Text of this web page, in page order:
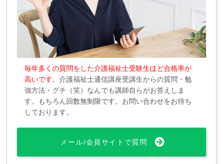
毎年多くの質問をした介護福祉士受験生ほど合格率が
高いです。介護福祉士通信講座受講生からの質問・勉
強方法・グチ（笑）なんでも講師自らがお答えしま
す。もちろん回数無制限です。お問い合わせをお待ち
しております。
メール/会員サイトで質問